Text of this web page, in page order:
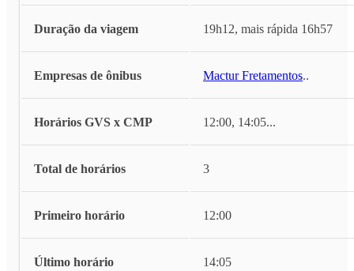
Duração da viagem 19h12, mais rápida 16h57
Empresas de ônibus Mactur Fretamentos...
Horários GVS x CMP 12:00, 14:05...
Total de horários 3
Primeiro horário 12:00
Último horário 14:05